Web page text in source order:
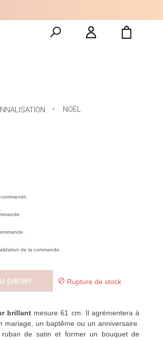
NOËL
de la commande.
panier  Rupture de stock
brillant mesure 61 cm. Il agrémentera à
un baptême ou un anniversaire.
de satin et former un bouquet de